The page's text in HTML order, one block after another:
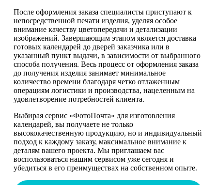
После оформления заказа специалисты приступают к
непосредственной печати изделия, уделяя особое
внимание качеству цветопередачи и детализации
изображений. Завершающим этапом является доставка
готовых календарей до дверей заказчика или в
указанный пункт выдачи, в зависимости от выбранного
способа получения. Весь процесс от оформления заказа
до получения изделия занимает минимальное
количество времени благодаря четко отлаженным
операциям логистики и производства, нацеленным на
удовлетворение потребностей клиента.
Выбирая сервис «ФотоПочта» для изготовления
календарей, вы получаете не только
высококачественную продукцию, но и индивидуальный
подход к каждому заказу, максимальное внимание к
деталям вашего проекта. Мы приглашаем вас
воспользоваться нашим сервисом уже сегодня и
убедиться в его преимуществах на собственном опыте.